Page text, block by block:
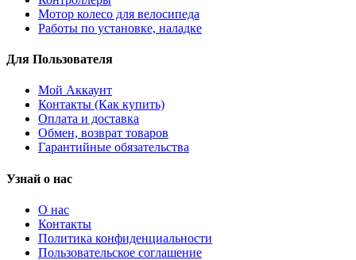
Мотор колесо для велосипеда
Работы по установке, наладке
Для Пользователя
Мой Аккаунт
Контакты (Как купить)
Оплата и доставка
Обмен, возврат товаров
Гарантийные обязательства
Узнай о нас
О нас
Контакты
Политика конфиденциальности
Пользовательское соглашение